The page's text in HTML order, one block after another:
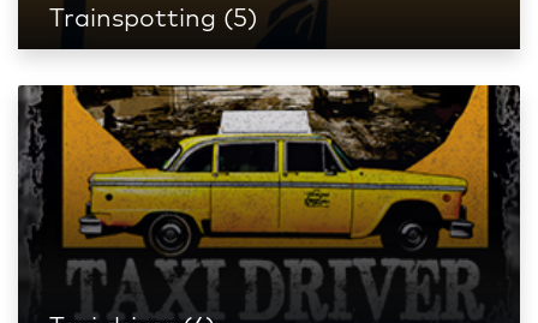
Trainspotting (5)